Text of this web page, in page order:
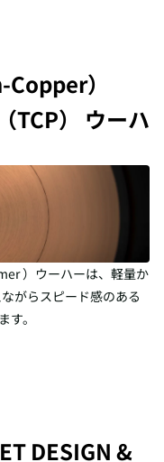
）
TCP） ウーハ
）ウーハーは、軽量か
がらスピード感のある
。
DESIGN &